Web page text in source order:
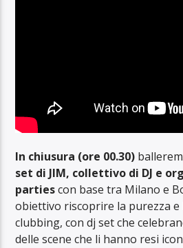
In chiusura (ore 00.30)
set di JIM, collettivo di DJ e
partiescon base tra Milano e
obiettivo riscoprire la purezza e
clubbing, con dj set che
delle scene che li hanno resi